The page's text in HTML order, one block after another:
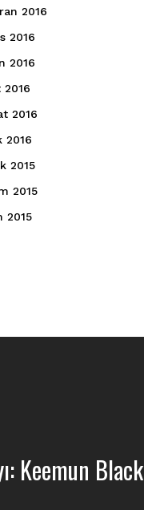
2016
2016
2016
2016
2016
2016
2015
2015
2015
Keemun Black